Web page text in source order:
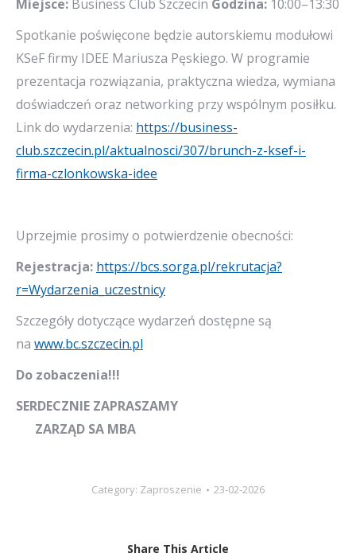
Miejsce: Business Club Szczecin Godzina: 10:00–13:30
Spotkanie poświęcone będzie autorskiemu modułowi
KSeF firmy IDEE Mariusza Pęskiego. W programie
prezentacja rozwiązania, praktyczna wiedza, wymiana
doświadczeń oraz networking przy wspólnym posiłku.
Link do wydarzenia: https://business-
club.szczecin.pl/aktualnosci/307/brunch-z-ksef-i-
firma-czlonkowska-idee
Uprzejmie prosimy o potwierdzenie obecności:
Rejestracja: https://bcs.sorga.pl/rekrutacja?
r=Wydarzenia_uczestnicy
Szczegóły dotyczące wydarzeń dostępne są
na www.bc.szczecin.pl
Do zobaczenia!!!
SERDECZNIE ZAPRASZAMY
ZARZĄD SA MBA
Category: Zaproszenie 23-02-2026
Share This Article